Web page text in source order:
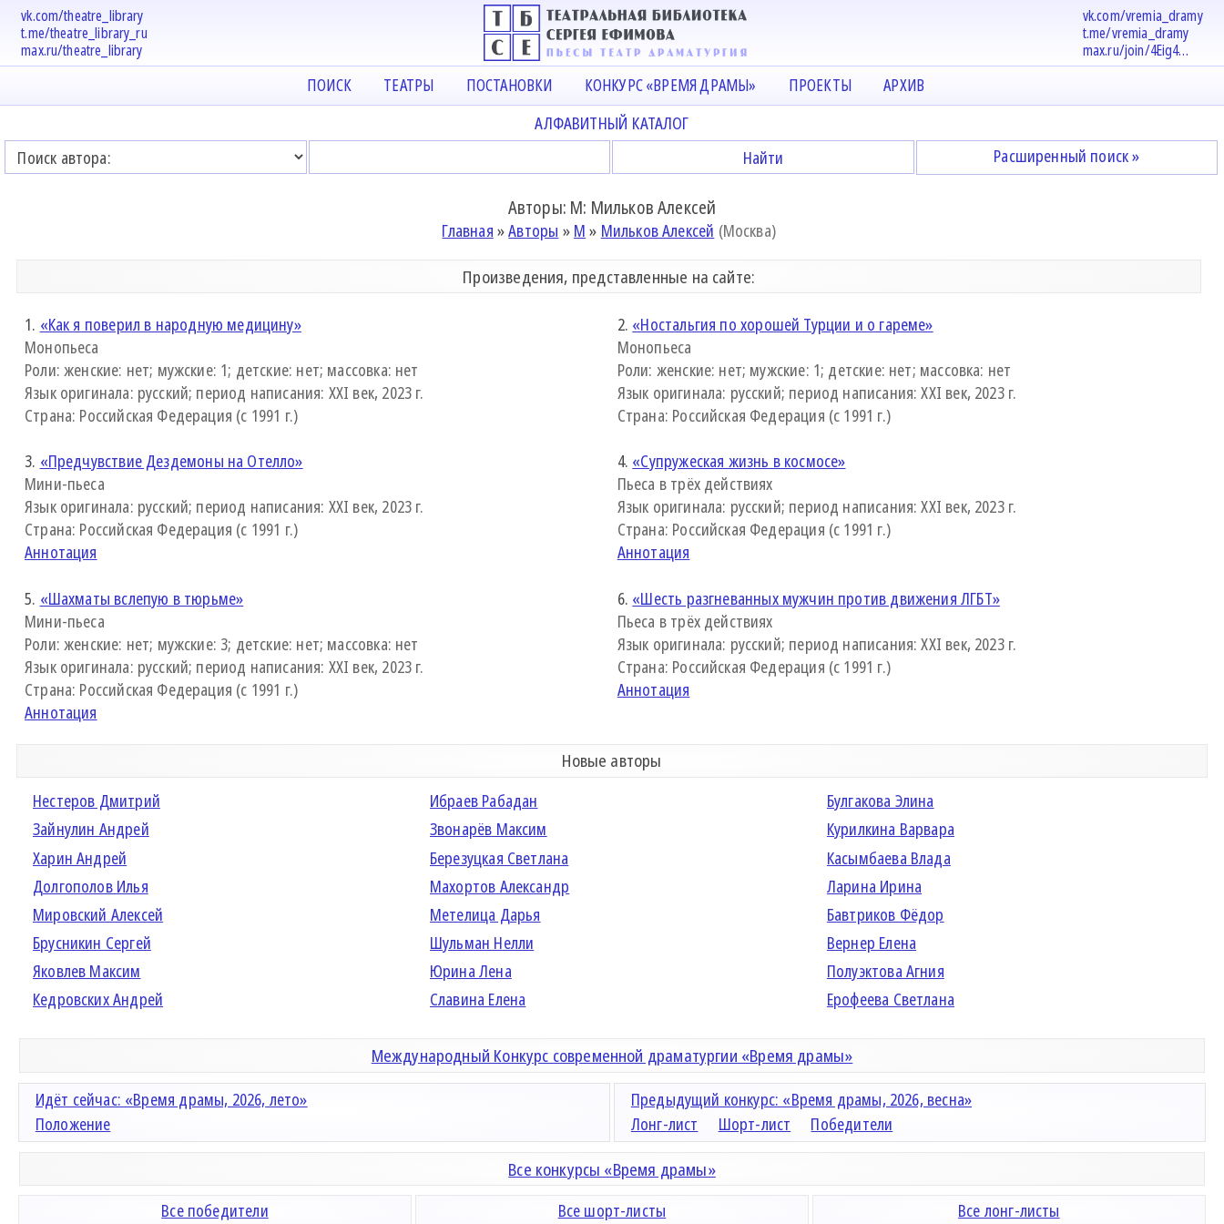
vk.com/theatre_library
t.me/theatre_library_ru
max.ru/theatre_library
vk.com/vremia_dramy
t.me/vremia_dramy
max.ru/join/4Eig4…
ПОИСК ТЕАТРЫ ПОСТАНОВКИ КОНКУРС «ВРЕМЯ ДРАМЫ» ПРОЕКТЫ АРХИВ
АЛФАВИТНЫЙ КАТАЛОГ
Расширенный поиск »
Авторы: М: Мильков Алексей
Главная »Авторы » М » Мильков Алексей (Москва)
Произведения, представленные на сайте:
1. «Как я поверил в народную медицину»
Монопьеса
Роли: женские: нет; мужские: 1; детские: нет; массовка: нет
Язык оригинала: русский; период написания: XXI век, 2023 г.
Страна: Российская Федерация (с 1991 г.)
2. «Ностальгия по хорошей Турции и о гареме»
Монопьеса
Роли: женские: нет; мужские: 1; детские: нет; массовка: нет
Язык оригинала: русский; период написания: XXI век, 2023 г.
Страна: Российская Федерация (с 1991 г.)
3. «Предчувствие Дездемоны на Отелло»
Мини-пьеса
Язык оригинала: русский; период написания: XXI век, 2023 г.
Страна: Российская Федерация (с 1991 г.)
Аннотация
4. «Супружеская жизнь в космосе»
Пьеса в трёх действиях
Язык оригинала: русский; период написания: XXI век, 2023 г.
Страна: Российская Федерация (с 1991 г.)
Аннотация
5. «Шахматы вслепую в тюрьме»
Мини-пьеса
Роли: женские: нет; мужские: 3; детские: нет; массовка: нет
Язык оригинала: русский; период написания: XXI век, 2023 г.
Страна: Российская Федерация (с 1991 г.)
Аннотация
6. «Шесть разгневанных мужчин против движения ЛГБТ»
Пьеса в трёх действиях
Язык оригинала: русский; период написания: XXI век, 2023 г.
Страна: Российская Федерация (с 1991 г.)
Аннотация
Новые авторы
Нестеров Дмитрий Ибраев Рабадан
Булгакова Элина
Зайнулин Андрей
Звонарёв Максим
Курилкина Варвара
Харин Андрей
Березуцкая Светлана
Касымбаева Влада
Долгополов Илья
Махортов Александр
Ларина Ирина
Мировский Алексей
Метелица Дарья
Бавтриков Фёдор
Брусникин Сергей
Шульман Нелли
Вернер Елена
Яковлев Максим
Юрина Лена
Полуэктова Агния
Кедровских Андрей
Славина Елена Ерофеева Светлана
Международный Конкурс современной драматургии «Время драмы»
Идёт сейчас: «Время драмы, 2026, лето»
Положение
Предыдущий конкурс: «Время драмы, 2026, весна»
Лонг-лист
Шорт-лист Победители
Все конкурсы «Время драмы»
Все победители Все шорт-листы Все лонг-листы